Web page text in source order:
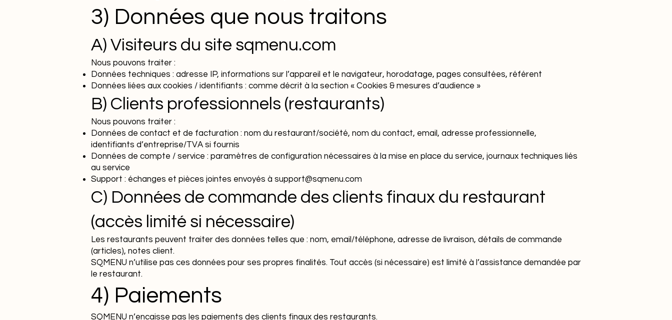
3) Données que nous traitons
A) Visiteurs du site sqmenu.com
Nous pouvons traiter :
Données techniques : adresse IP, informations sur l’appareil et le navigateur, horodatage, pages consultées, référent
Données liées aux cookies / identifiants : comme décrit à la section « Cookies & mesures d’audience »
B) Clients professionnels (restaurants)
Nous pouvons traiter :
Données de contact et de facturation : nom du restaurant/société, nom du contact, email, adresse professionnelle,
identifiants d’entreprise/TVA si fournis
Données de compte / service : paramètres de configuration nécessaires à la mise en place du service, journaux techniques liés
au service
Support : échanges et pièces jointes envoyés à support@sqmenu.com
C) Données de commande des clients finaux du restaurant
(accès limité si nécessaire)
Les restaurants peuvent traiter des données telles que : nom, email/téléphone, adresse de livraison, détails de commande
(articles), notes client.
SQMENU n’utilise pas ces données pour ses propres finalités. Tout accès (si nécessaire) est limité à l’assistance demandée par
le restaurant.
4) Paiements
SQMENU n’encaisse pas les paiements des clients finaux des restaurants.